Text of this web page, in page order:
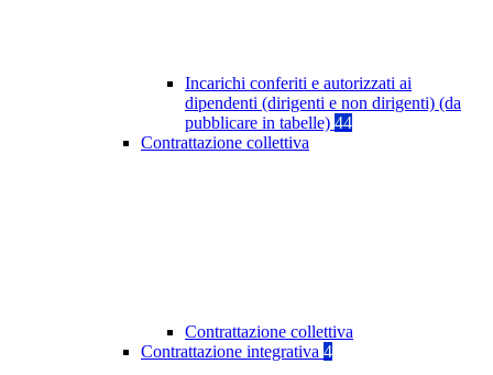
Incarichi conferiti e autorizzati ai
dipendenti (dirigenti e non dirigenti) (da
pubblicare in tabelle) 44
Contrattazione collettiva
Contrattazione collettiva
Contrattazione integrativa 4